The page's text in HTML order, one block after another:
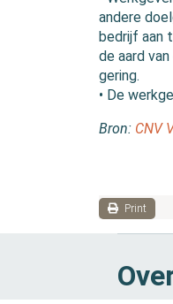
andere
bedrijf aan
de aard
gering.
• De
Bron: CNV
Print